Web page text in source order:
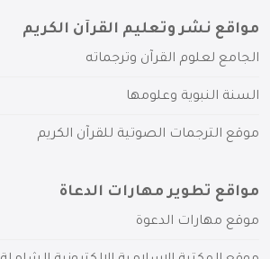
مواقع نشر وتعليم القرآن الكريم
الجامع لعلوم القرآن وترجماته
السنة النبوية وعلومها
موقع الترجمات الصوتية للقرآن الكريم
مواقع تطوير مهارات الدعاة
موقع مهارات الدعوة